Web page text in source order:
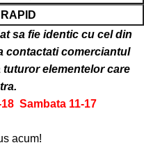
sa fie identic cu cel din
contactati comerciantul
elementelor care
Sambata 11-17
acum!